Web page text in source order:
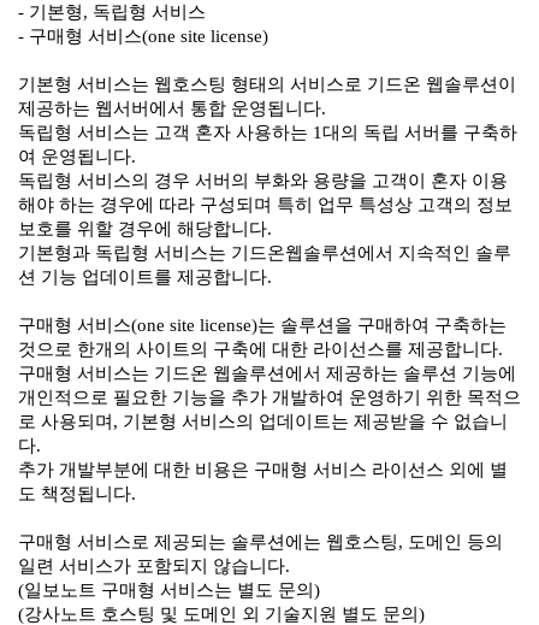
- 기본형, 독립형 서비스
- 구매형 서비스(one site license)
기본형 서비스는 웹호스팅 형태의 서비스로 기드온 웹솔루션이
제공하는 웹서버에서 통합 운영됩니다.
독립형 서비스는 고객 혼자 사용하는 1대의 독립 서버를 구축하
여 운영됩니다.
독립형 서비스의 경우 서버의 부화와 용량을 고객이 혼자 이용
해야 하는 경우에 따라 구성되며 특히 업무 특성상 고객의 정보
보호를 위할 경우에 해당합니다.
기본형과 독립형 서비스는 기드온웹솔루션에서 지속적인 솔루
션 기능 업데이트를 제공합니다.
구매형 서비스(one site license)는 솔루션을 구매하여 구축하는
것으로 한개의 사이트의 구축에 대한 라이선스를 제공합니다.
구매형 서비스는 기드온 웹솔루션에서 제공하는 솔루션 기능에
개인적으로 필요한 기능을 추가 개발하여 운영하기 위한 목적으
로 사용되며, 기본형 서비스의 업데이트는 제공받을 수 없습니
다.
추가 개발부분에 대한 비용은 구매형 서비스 라이선스 외에 별
도 책정됩니다.
구매형 서비스로 제공되는 솔루션에는 웹호스팅, 도메인 등의
일련 서비스가 포함되지 않습니다.
(일보노트 구매형 서비스는 별도 문의)
(강사노트 호스팅 및 도메인 외 기술지원 별도 문의)